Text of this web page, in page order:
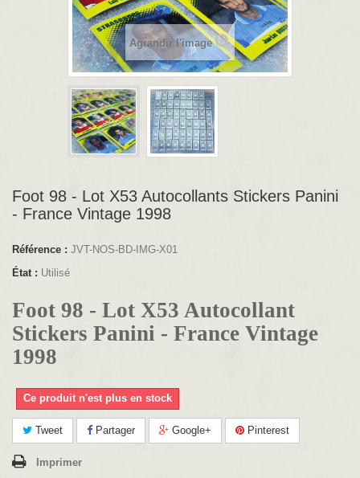
Agrandir l'image
Foot 98 - Lot X53 Autocollants Stickers Panini
- France Vintage 1998
Référence : JVT-NOS-BD-IMG-X01
État : Utilisé
Foot 98 - Lot X53 Autocollant
Stickers Panini - France Vintage
1998
Ce produit n'est plus en stock
Tweet Partager Google+ Pinterest
Imprimer